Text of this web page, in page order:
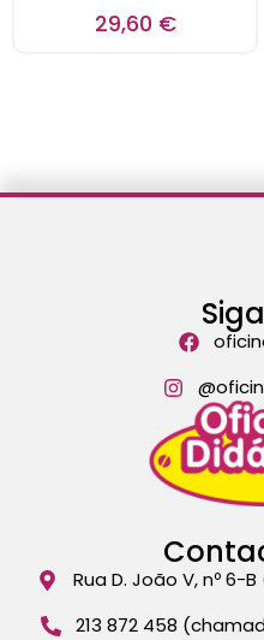
29,60 €
Rua D. João V, nº 6-
213 872 458